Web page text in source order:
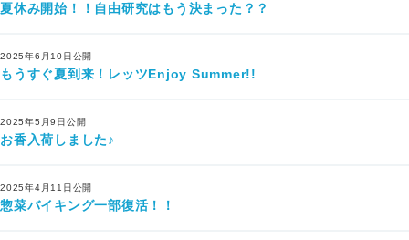
夏休み開始！！自由研究はもう決まった？？
2025年6月10日公開
もうすぐ夏到来！レッツEnjoy Summer!!
2025年5月9日公開
お香入荷しました♪
2025年4月11日公開
惣菜バイキング一部復活！！